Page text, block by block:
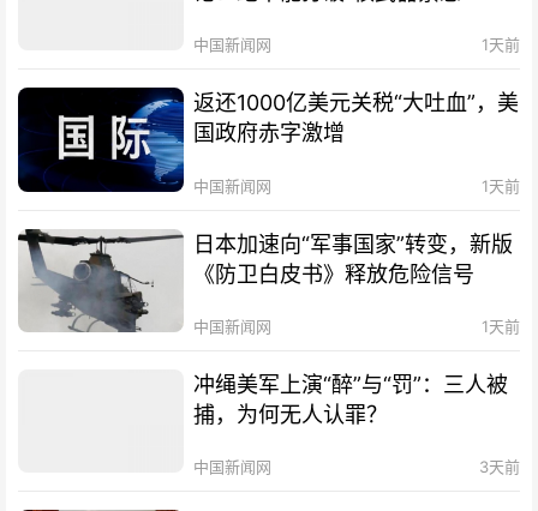
中国新闻网 1天前
返还1000亿美元关税“大吐血”，美
国政府赤字激增
中国新闻网 1天前
日本加速向“军事国家”转变，新版
《防卫白皮书》释放危险信号
中国新闻网 1天前
冲绳美军上演“醉”与“罚”：三人被
捕，为何无人认罪？
中国新闻网 3天前